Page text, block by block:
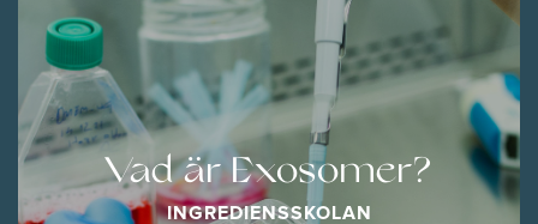
Vad är Exosomer?
INGREDIENSSKOLAN